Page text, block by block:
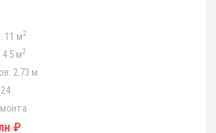
11 м2
4.5 м2
2.73 м
₽